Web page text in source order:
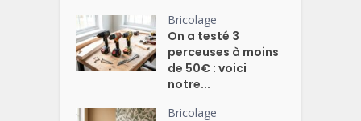
Bricolage
On a testé 3
perceuses à moins
de 50€ : voici
notre...
Bricolage